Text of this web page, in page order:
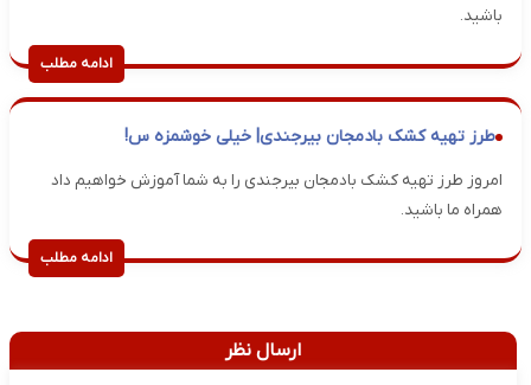
باشید.
ادامه مطلب
طرز تهیه کشک بادمجان بیرجندی| خیلی خوشمزه س!
امروز طرز تهیه کشک بادمجان بیرجندی را به شما آموزش خواهیم داد
همراه ما باشید.
ادامه مطلب
ارسال نظر